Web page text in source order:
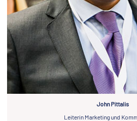
John Pittalis
Leiterin Marketing und